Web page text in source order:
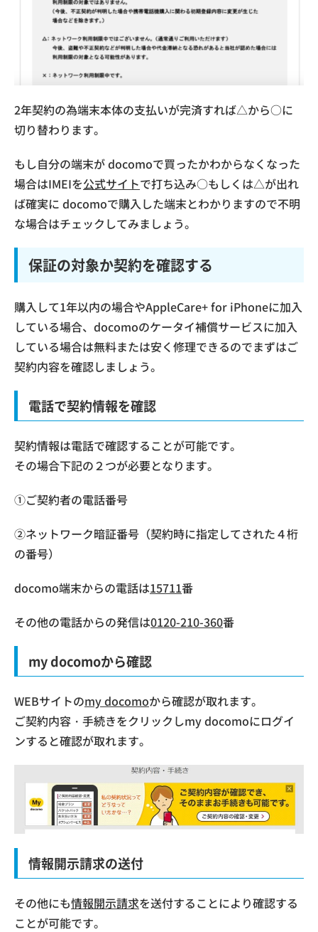
2年契約の為端末本体の支払いが完済すれば△から○に
切り替わります。
もし自分の端末が docomoで買ったかわからなくなった
場合はIMEIを公式サイトで打ち込み○もしくは△が出れ
ば確実に docomoで購入した端末とわかりますので不明
な場合はチェックしてみましょう。
保証の対象か契約を確認する
購入して1年以内の場合やAppleCare+ for iPhoneに加入
している場合、docomoのケータイ補償サービスに加入
している場合は無料または安く修理できるのでまずはご
契約内容を確認しましょう。
電話で契約情報を確認
契約情報は電話で確認することが可能です。
その場合下記の２つが必要となります。
①ご契約者の電話番号
②ネットワーク暗証番号（契約時に指定してされた４桁
の番号）
docomo端末からの電話は15711番
その他の電話からの発信は0120-210-360番
my docomoから確認
WEBサイトのmy docomoから確認が取れます。
ご契約内容・手続きをクリックしmy docomoにログイ
ンすると確認が取れます。
情報開示請求の送付
その他にも情報開示請求を送付することにより確認する
ことが可能です。